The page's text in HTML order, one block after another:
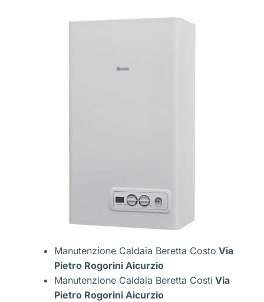
Manutenzione Caldaia Beretta Costo Via
Pietro Rogorini Aicurzio
Manutenzione Caldaia Beretta Costi Via
Pietro Rogorini Aicurzio